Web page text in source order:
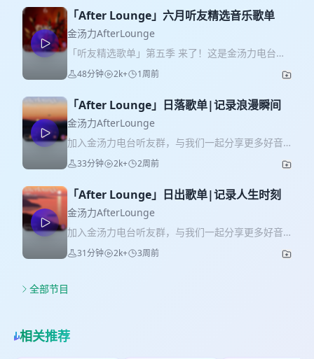
这首音乐，聊聊这个音乐人。 一共十二期节目， 每
期节目我们都会开放投票环节，由听众评选出这个
月的月度歌曲。最后我们会在年终选出年度歌曲，
把这十二首音乐以纪念专辑的形式送给我们的年度
歌曲推荐人。希望大家能喜欢这个系列节目，也期
友：1999 Prelude - Andria Rose 2，推荐听友：
kay back by SUMMER** - DC The Don 3，推荐听
友：Panettone Doing It for the Money - Foster
The People 4，推荐听友：蛋堡 Kyoto Snow -
John Splithoff 5，推荐听友：playment Feeling
Fine -Ocie Elliott 6，推荐听友：Nicole 发呆 - 李昂
LeeOn/汉堡黄 7，推荐听友：Jin Arima Digital
Dream - Paperman / TIC 8，推荐听友：5.3
Aprieta - Vincen García 9，推荐听友：水动乐
woman of God - svn4vr 10，推荐听友：刁妹 Be
「After Lounge」六月听友精选音乐歌单
金汤力AfterLounge
「听友精选歌单」第五季 来了！这是金汤力电台和
可爱的听友们一同共创的系列节目。2026年继续奉
上好听的音乐~博文和奶骏各自solo为大家筛选我们
这首音乐，聊聊这个音乐人。 一共十二期节目， 每
期节目我们都会开放投票环节，由听众评选出这个
月的月度歌曲。最后我们会在年终选出年度歌曲，
把这十二首音乐以纪念专辑的形式送给我们的年度
歌曲推荐人。希望大家能喜欢这个系列节目，也期
荐：林忆莲 - 南方的风 听友:是桃子呢推荐：陈冠希
- 夜风 听友:宇宙推荐：The Rolling Stones -
Jealous Lover 听友:红中推荐：王怡 - 挑兵挑将 听
友:playment推荐：mouse on the keys - seiren
听友:稀饭推荐：The Smashing Pumpkins《Eye》
龙虎豹
48分钟 2k+ 1周前
「After Lounge」日落歌单|记录浪漫瞬间
金汤力AfterLounge
加入金汤力电台听友群，与我们一起分享更多好音
乐！ 小红书搜索：[金汤力电台] 私信 获取入群方式
～​ 本期节目的音乐纯享歌单已建立在： 「网易云账
字和封面去找你喜欢的那首歌吧~ 「After
Lounge」日落歌单：
https://music.163.com/playlist?
33分钟 2k+ 2周前
「After Lounge」日出歌单|记录人生时刻
金汤力AfterLounge
加入金汤力电台听友群，与我们一起分享更多好音
乐！ 小红书搜索：[金汤力电台] 私信 获取入群方式
～​ 本期节目的音乐纯享歌单已建立在： 「网易云账
31分钟 2k+ 3周前
全部节目
相关推荐